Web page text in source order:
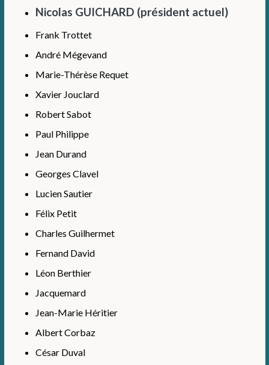
Nicolas GUICHARD (président actuel)
Frank Trottet
André Mégevand
Marie-Thérèse Requet
Xavier Jouclard
Robert Sabot
Paul Philippe
Jean Durand
Georges Clavel
Lucien Sautier
Félix Petit
Charles Guilhermet
Fernand David
Léon Berthier
Jacquemard
Jean-Marie Héritier
Albert Corbaz
César Duval